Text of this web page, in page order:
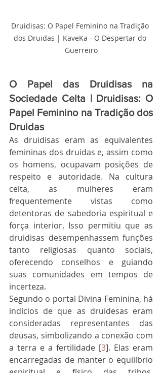
Druidisas: O Papel Feminino na Tradição
dos Druidas | KaveKa - O Despertar do
Guerreiro
O Papel das Druidisas na
Sociedade Celta | Druidisas: O
Papel Feminino na Tradição dos
Druidas
As druidisas eram as equivalentes
femininas dos druidas e, assim como
os homens, ocupavam posições de
respeito e autoridade. Na cultura
celta, as mulheres eram
frequentemente vistas como
detentoras de sabedoria espiritual e
força interior. Isso permitiu que as
druidisas desempenhassem funções
tanto religiosas quanto sociais,
oferecendo conselhos e guiando
suas comunidades em tempos de
incerteza.
Segundo o portal Divina Feminina, há
indícios de que as druidesas eram
consideradas representantes das
deusas, simbolizando a conexão com
a terra e a fertilidade [3]. Elas eram
encarregadas de manter o equilíbrio